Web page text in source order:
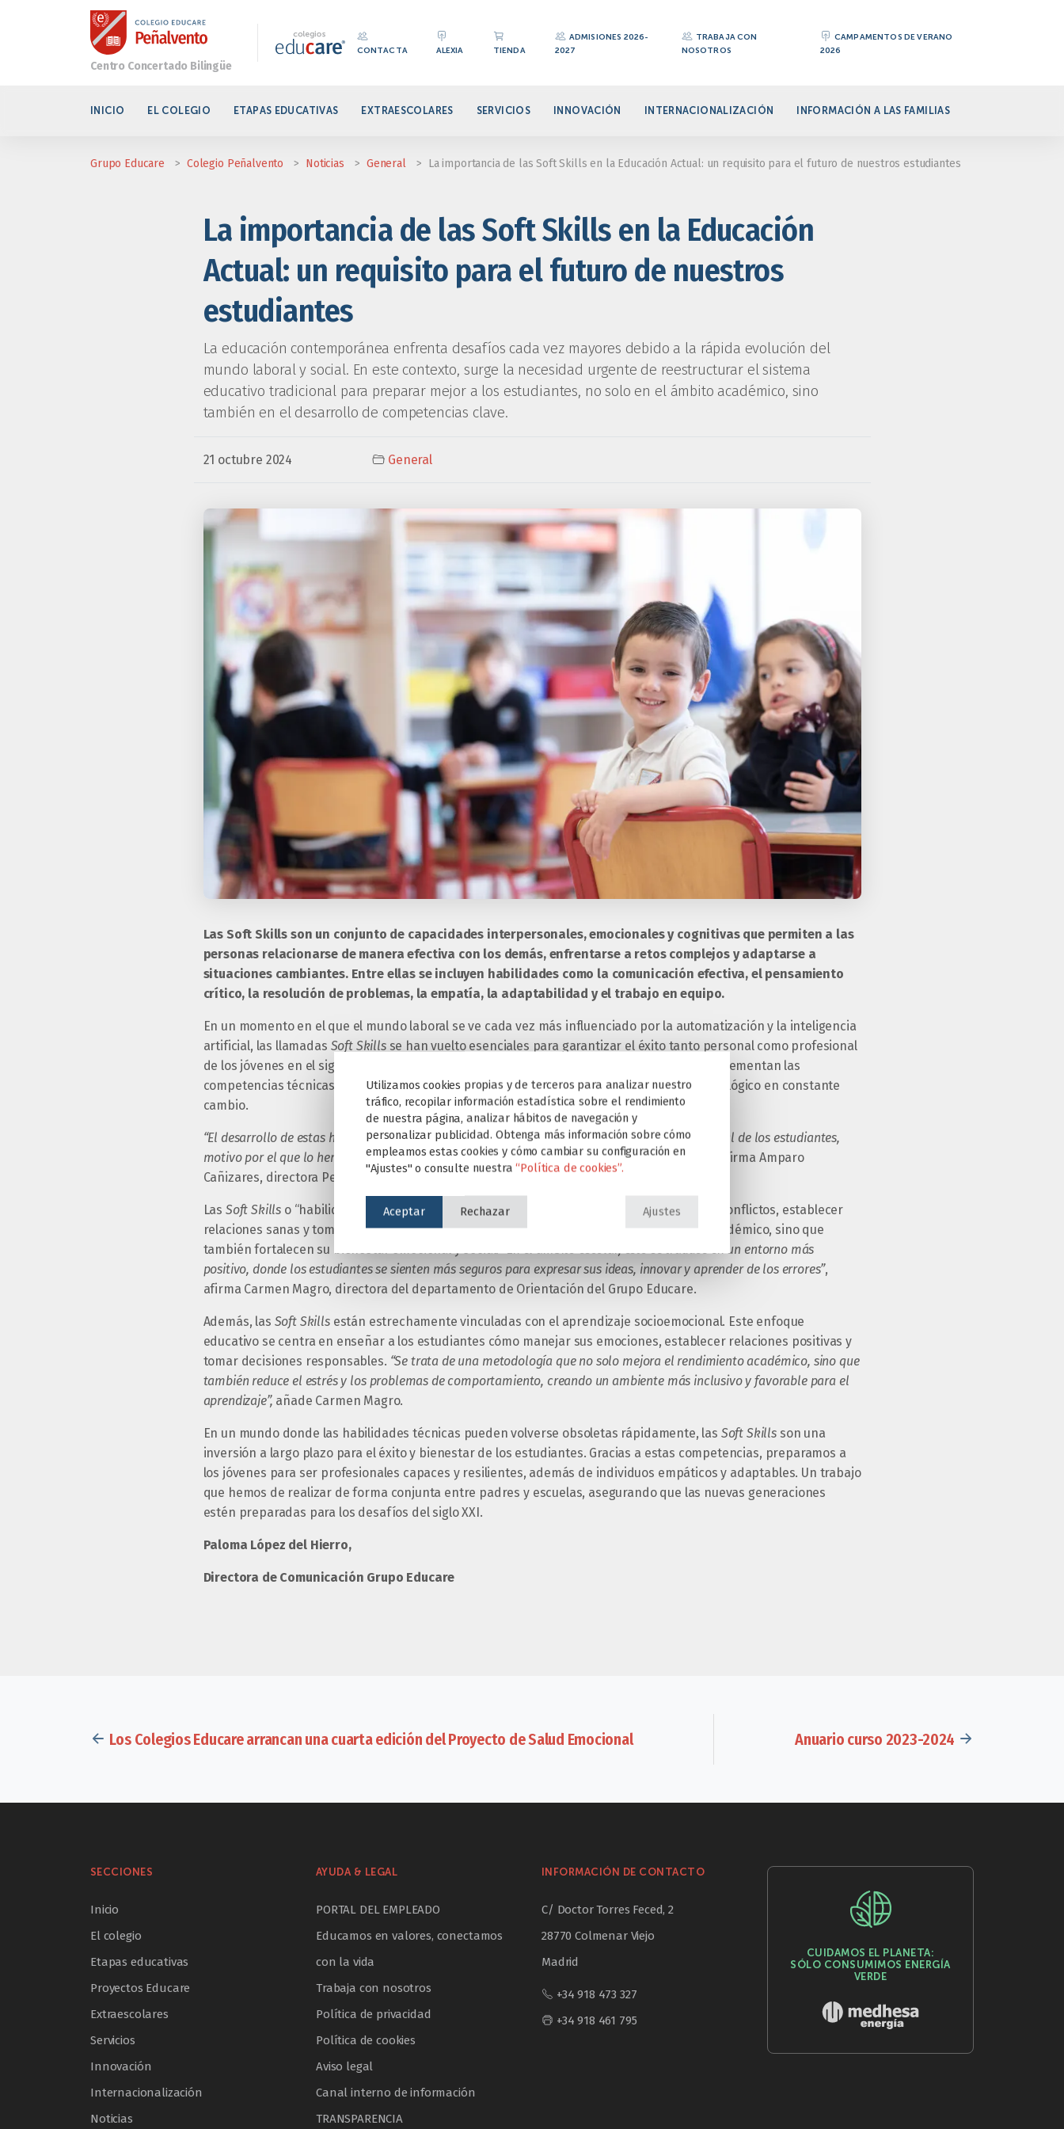
CONTACTA ALEXIA TIENDA
ADMISIONES 2026-
2027
TRABAJA CON
NOSOTROS
CAMPAMENTOS DE VERANO
2026
INICIO EL COLEGIO ETAPAS EDUCATIVAS EXTRAESCOLARES SERVICIOS INNOVACIÓN INTERNACIONALIZACIÓN INFORMACIÓN A LAS FAMILIAS
Grupo Educare > Colegio Peñalvento > Noticias > General > La importancia de las Soft Skills en la Educación Actual: un requisito para el futuro de nuestros estudiantes
La importancia de las Soft Skills en la Educación
Actual: un requisito para el futuro de nuestros
estudiantes
La educación contemporánea enfrenta desafíos cada vez mayores debido a la rápida evolución del
mundo laboral y social. En este contexto, surge la necesidad urgente de reestructurar el sistema
educativo tradicional para preparar mejor a los estudiantes, no solo en el ámbito académico, sino
también en el desarrollo de competencias clave.
21 octubre 2024 General
Las Soft Skills son un conjunto de capacidades interpersonales, emocionales y cognitivas que permiten a las
personas relacionarse de manera efectiva con los demás, enfrentarse a retos complejos y adaptarse a
situaciones cambiantes. Entre ellas se incluyen habilidades como la comunicación efectiva, el pensamiento
crítico, la resolución de problemas, la empatía, la adaptabilidad y el trabajo en equipo.
En un momento en el que el mundo laboral se ve cada vez más influenciado por la automatización y la inteligencia
artificial, las llamadas Soft Skillsse han vuelto esenciales para garantizar el éxito tanto personal como profesional
de los jóvenes en el siglo XXI. Estas “habilidades blandas” son ahora cruciales, ya que complementan las
competencias técnicas o
Hard Skills, susceptibles a volverse obsoletas en un entorno tecnológico en constante
cambio.
“El desarrollo de estas habilidades desde edades tempranas es clave para el crecimiento integral de los estudiantes,
motivo por el que lo hemos convertido en parte fundamental de nuestro proyecto educativo”,
afirma Amparo
Cañizares, directora Pedagógica y de Desarrollo Profesional del Grupo Educare.
Las Soft Skills o “habilidades blandas” ayudan a los jóvenes a gestionar el estrés, resolver conflictos, establecer
relaciones sanas y tomar decisiones informadas. No solo contribuyen a su rendimiento académico, sino que
también fortalecen su bienestar emocional y social.“En el ámbito escolar, esto se traduce en un entorno más
positivo, donde los estudiantes se sienten más seguros para expresar sus ideas, innovar y aprender de los errores”,
afirma Carmen Magro, directora del departamento de Orientación del Grupo Educare.
Además, las Soft Skillsestán estrechamente vinculadas con el aprendizaje socioemocional. Este enfoque
educativo se centra en enseñar a los estudiantes cómo manejar sus emociones, establecer relaciones positivas y
tomar decisiones responsables. “Se trata de una metodología que no solo mejora el rendimiento académico, sino que
también reduce el estrés y los problemas de comportamiento, creando un ambiente más inclusivo y favorable para el
aprendizaje”, añade Carmen Magro.
En un mundo donde las habilidades técnicas pueden volverse obsoletas rápidamente, las Soft Skills son una
inversión a largo plazo para el éxito y bienestar de los estudiantes. Gracias a estas competencias, preparamos a
los jóvenes para ser profesionales capaces y resilientes, además de individuos empáticos y adaptables. Un trabajo
que hemos de realizar de forma conjunta entre padres y escuelas, asegurando que las nuevas generaciones
estén preparadas para los desafíos del siglo XXI.
Paloma López del Hierro,
Directora de Comunicación Grupo Educare
Los Colegios Educare arrancan una cuarta edición del Proyecto de Salud Emocional Anuario curso 2023-2024
SECCIONES
Inicio
El colegio
Etapas educativas
Proyectos Educare
Extraescolares
Servicios
Innovación
Internacionalización
Noticias
AYUDA & LEGAL
PORTAL DEL EMPLEADO
Educamos en valores, conectamos
con la vida
Trabaja con nosotros
Política de privacidad
Política de cookies
Aviso legal
Canal interno de información
TRANSPARENCIA
INFORMACIÓN DE CONTACTO
C/ Doctor Torres Feced, 2
28770 Colmenar Viejo
Madrid
+34 918 473 327
+34 918 461 795
CUIDAMOS EL PLANETA:
SÓLO CONSUMIMOS ENERGÍA
VERDE
Utilizamos cookies propias y de terceros para analizar nuestro
tráfico, recopilar información estadística sobre el rendimiento
de nuestra página, analizar hábitos de navegación y
personalizar publicidad. Obtenga más información sobre cómo
empleamos estas cookies y cómo cambiar su configuración en
"Ajustes" o consulte nuestra“Política de cookies”.
Aceptar Rechazar Ajustes